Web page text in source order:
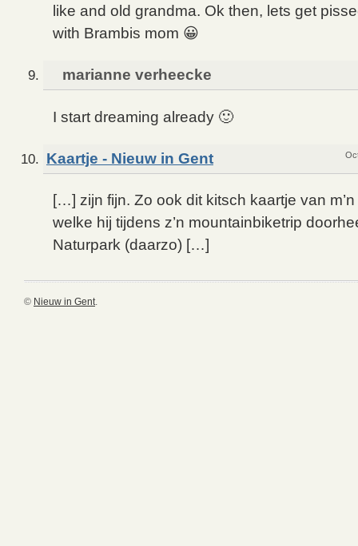
like and old grandma. Ok then, lets get
with Brambis mom 😀
marianne verheecke
I start dreaming already 🙂
Kaartje - Nieuw in Gent
[…] zijn fijn. Zo ook dit kitsch kaartje van
welke hij tijdens z’n mountainbiketrip
Naturpark (daarzo) […]
© Nieuw in Gent.